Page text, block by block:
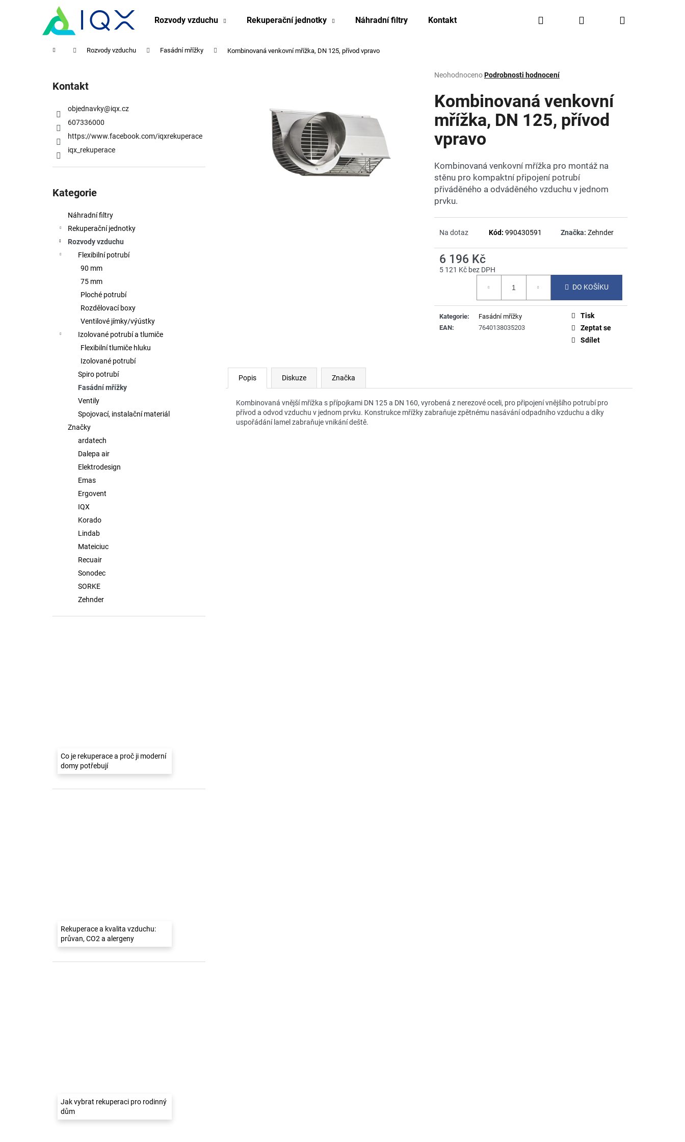
Rozvody vzduchu Rekuperační jednotky Náhradní filtry Kontakt Doprava a platba Značky
Hledat PřihlášeníNákupní
Domů Rozvody vzduchu Fasádní mřížky Kombinovaná venkovní mřížka, DN 125, přívod vpravo
Kontakt
objednavky@iqx.cz
607336000
https://www.facebook.com/iqxrekuperace
iqx_rekuperace
kategorie
Kategorie
Náhradní filtry
Rekuperační jednotky
Rozvody vzduchu
Flexibilní potrubí
90 mm
75 mm
Ploché potrubí
Rozdělovací boxy
Ventilové jímky/výústky
Izolované potrubí a tlumiče
Flexibilní tlumiče hluku
Izolované potrubí
Spiro potrubí
Fasádní mřížky
Ventily
Spojovací, instalační materiál
Značky
ardatech
Dalepa air
Elektrodesign
Emas
Ergovent
IQX
Korado
Lindab
Mateiciuc
Recuair
Sonodec
SORKE
Zehnder
Co je rekuperace a proč ji moderní
domy potřebují
Rekuperace a kvalita vzduchu:
průvan, CO2 a alergeny
Jak vybrat rekuperaci pro rodinný
dům
Průměrné
produktu
je
hvězdiček.
NeohodnocenoPodrobnosti hodnocení
Kombinovaná venkovní
mřížka, DN 125, přívod
vpravo
Kombinovaná venkovní mřížka pro montáž na
stěnu pro kompaktní připojení potrubí
přiváděného a odváděného vzduchu v jednom
prvku.
Na dotaz Kód: 990430591 Značka: Zehnder
6 196 Kč
5 121 Kč bez DPH
DO KOŠÍKU
Kategorie:
Fasádní mřížky
EAN: 7640138035203
Tisk
Zeptat se
Sdílet
Popis Diskuze Značka
Kombinovaná vnější mřížka s přípojkami DN 125 a DN 160, vyrobená z nerezové oceli, pro připojení vnějšího potrubí pro
přívod a odvod vzduchu v jednom prvku. Konstrukce mřížky zabraňuje zpětnému nasávání odpadního vzduchu a díky
uspořádání lamel zabraňuje vnikání deště.
Zpět
Zpět
Co potřebujete najít?
Doporučujeme